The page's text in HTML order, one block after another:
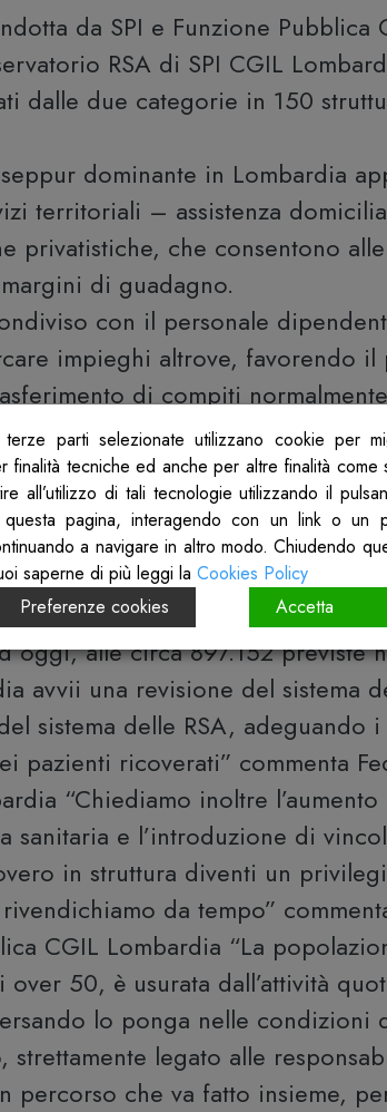
da SPI e Funzione Pubblica
RSA di SPI CGIL
dalle due categorie in 150
dominante in Lombardia
territoriali – assistenza
privatistiche, che consentono
di guadagno.
con il personale
impieghi altrove, favorendo
di compiti
e competenze più elevate ad
e meno qualificata (Regione
i dubbi sulla tenuta di un
popolazione over65 in
759.100 persone censite nel
oggi, alle circa 897.152 previste
avvii una revisione del sistema
sistema delle RSA, adeguando
pazienti ricoverati” commenta
“Chiediamo inoltre
sanitaria e l’introduzione di
in struttura diventi un
da tempo”
CGIL Lombardia “La
50, è usurata dall’attività
lo ponga nelle condizioni
legato alle
percorso che va fatto insieme,
parti selezionate utilizzano cookie per
finalità tecniche ed anche per altre finalità
all’utilizzo di tali tecnologie utilizzando il
questa pagina, interagendo con un link o un
a navigare in altro modo. Chiudendo
saperne di più leggi la Cookies Policy
Preferenze cookies Accetta